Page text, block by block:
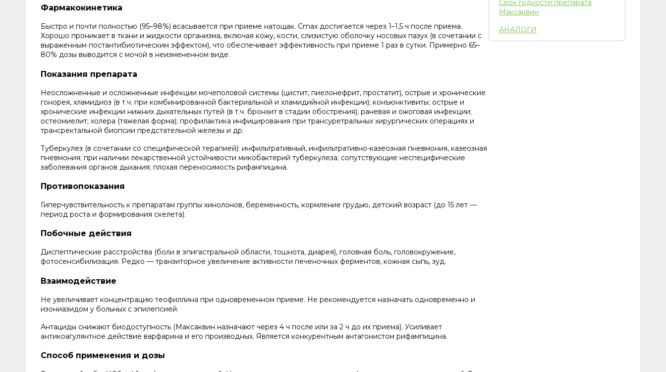
Фармакокинетика
Быстро и почти полностью (95–98%) всасывается при приеме натощак. Cmax достигается через 1–1,5 ч после приема.
Хорошо проникает в ткани и жидкости организма, включая кожу, кости, слизистую оболочку носовых пазух (в сочетании с
выраженным постантибиотическим эффектом), что обеспечивает эффективность при приеме 1 раз в сутки. Примерно 65–
80% дозы выводится с мочой в неизмененном виде.
Показания препарата
Неосложненные и осложненные инфекции мочеполовой системы (цистит, пиелонефрит, простатит), острые и хронические
гонорея, хламидиоз (в т.ч. при комбинированной бактериальной и хламидийной инфекции); конъюнктивиты; острые и
хронические инфекции нижних дыхательных путей (в т.ч. бронхит в стадии обострения); раневая и ожоговая инфекции;
остеомиелит; холера (тяжелая форма); профилактика инфицирования при трансуретральных хирургических операциях и
трансректальной биопсии предстательной железы и др.
Туберкулез (в сочетании со специфической терапией): инфильтративный, инфильтративно-казеозная пневмония, казеозная
пневмония; при наличии лекарственной устойчивости микобактерий туберкулеза; сопутствующие неспецифические
заболевания органов дыхания; плохая переносимость рифампицина.
Противопоказания
Гиперчувствительность к препаратам группы хинолонов, беременность, кормление грудью, детский возраст (до 15 лет —
период роста и формирования скелета).
Побочные действия
Диспептические расстройства (боли в эпигастральной области, тошнота, диарея), головная боль, головокружение,
фотосенсибилизация. Редко — транзиторное увеличение активности печеночных ферментов, кожная сыпь, зуд.
Взаимодействие
Не увеличивает концентрацию теофиллина при одновременном приеме. Не рекомендуется назначать одновременно и
изониазидом у больных с эпилепсией.
Антациды снижают биодоступность (Максаквин назначают через 4 ч после или за 2 ч до их приема). Усиливает
антикоагулянтное действие варфарина и его производных. Является конкурентным антагонистом рифампицина.
Способ применения и дозы
Срок годности препарата
Максаквин
АНАЛОГИ